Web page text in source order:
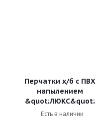
Перчатки х/б с ПВХ
напылением
&quot;ЛЮКС&quot;
Есть в наличии